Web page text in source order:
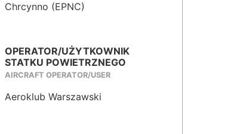
Chrcynno (EPNC)
OPERATOR/UŻYTKOWNIK
STATKU POWIETRZNEGO
AIRCRAFT OPERATOR/USER
Aeroklub Warszawski